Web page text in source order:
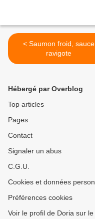
< Saumon froid, sauce
ravigote
Hébergé par Overblog
Top articles
Pages
Contact
Signaler un abus
C.G.U.
Cookies et données
Préférences cookies
Voir le profil de Doria sur